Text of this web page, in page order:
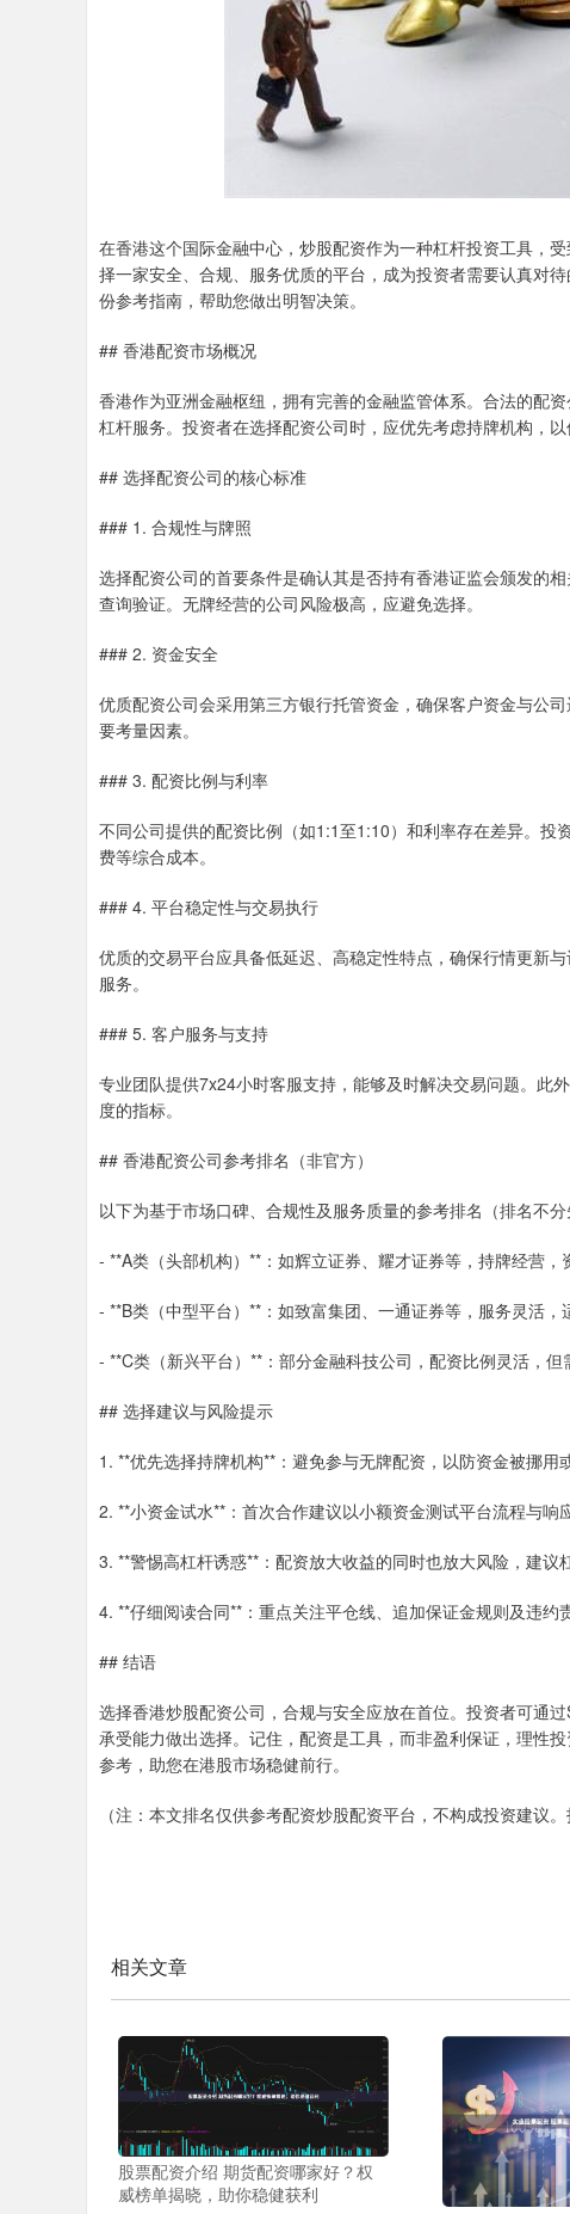
在香港这个国际金融中心，炒股配资作为一种杠杆投资工具，
择一家安全、合规、服务优质的平台，成为投资者需要认真对
份参考指南，帮助您做出明智决策。
## 香港配资市场概况
香港作为亚洲金融枢纽，拥有完善的金融监管体系。合法的配
杠杆服务。投资者在选择配资公司时，应优先考虑持牌机构，以
## 选择配资公司的核心标准
### 1. 合规性与牌照
选择配资公司的首要条件是确认其是否持有香港证监会颁发的
查询验证。无牌经营的公司风险极高，应避免选择。
### 2. 资金安全
优质配资公司会采用第三方银行托管资金，确保客户资金与公
要考量因素。
### 3. 配资比例与利率
不同公司提供的配资比例（如1:1至1:10）和利率存在差异。
费等综合成本。
### 4. 平台稳定性与交易执行
优质的交易平台应具备低延迟、高稳定性特点，确保行情更新
服务。
### 5. 客户服务与支持
专业团队提供7x24小时客服支持，能够及时解决交易问题。此
度的指标。
## 香港配资公司参考排名（非官方）
以下为基于市场口碑、合规性及服务质量的参考排名（排名不分
- **A类（头部机构）**：如辉立证券、耀才证券等，持牌经营，
- **B类（中型平台）**：如致富集团、一通证券等，服务灵活，
- **C类（新兴平台）**：部分金融科技公司，配资比例灵活，但
## 选择建议与风险提示
1. **优先选择持牌机构**：避免参与无牌配资，以防资金被挪用
2. **小资金试水**：首次合作建议以小额资金测试平台流程与响
3. **警惕高杠杆诱惑**：配资放大收益的同时也放大风险，建议
4. **仔细阅读合同**：重点关注平仓线、追加保证金规则及违约
## 结语
选择香港炒股配资公司，合规与安全应放在首位。投资者可通
承受能力做出选择。记住，配资是工具，而非盈利保证，理性
参考，助您在港股市场稳健前行。
（注：本文排名仅供参考配资炒股配资平台，不构成投资建议
相关文章
股票配资介绍 期货配资哪家好？权
威榜单揭晓，助你稳健获利